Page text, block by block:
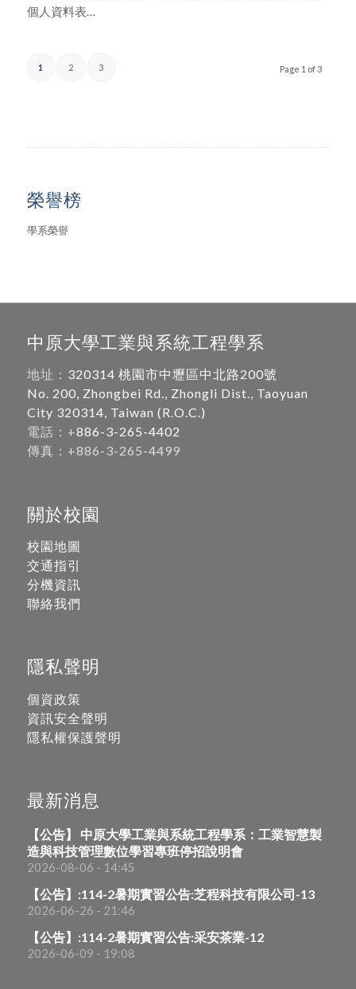
個人資料表…
Page 1 of 3
1 2 3
榮譽榜
學系榮譽
中原大學工業與系統工程學系
地址： 320314 桃園市中壢區中北路200號
No. 200, Zhongbei Rd., Zhongli Dist., Taoyuan
City 320314, Taiwan (R.O.C.)
電話：+886-3-265-4402
傳真：+886-3-265-4499
關於校園
校園地圖
交通指引
分機資訊
聯絡我們
隱私聲明
個資政策
資訊安全聲明
隱私權保護聲明
最新消息
【公告】 中原大學工業與系統工程學系：工業智慧製
造與科技管理數位學習專班停招說明會
2026-08-06 - 14:45
【公告】:114-2暑期實習公告:芝程科技有限公司-13
2026-06-26 - 21:46
【公告】:114-2暑期實習公告:采安茶業-12
2026-06-09 - 19:08